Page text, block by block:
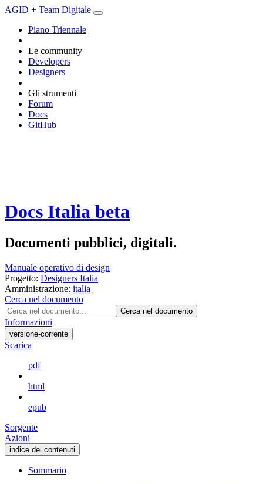
AGID + Team Digitale
Piano Triennale
Le community
Developers
Designers
Gli strumenti
Forum
Docs
GitHub
Docs Italia beta
Documenti pubblici, digitali.
Manuale operativo di design
Progetto: Designers Italia
Amministrazione: italia
Cerca nel documento
Cerca nel documento
Informazioni
versione-corrente
Scarica
pdf
html
epub
Sorgente
Azioni
indice dei contenuti
Sommario